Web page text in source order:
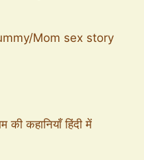
Mom sex story
कहानियाँ हिंदी में